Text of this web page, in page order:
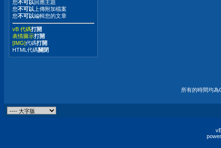
您不可以 回應主題
您不可以 上傳附加檔案
您不可以編輯您的文章
vB 代碼打開
表情圖示打開
[IMG]代碼打開
HTML代碼關閉
所有的時間均為